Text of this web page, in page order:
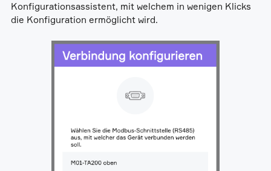
Konfigurationsassistent, mit welchem in wenigen Klicks
die Konfiguration ermöglicht wird.